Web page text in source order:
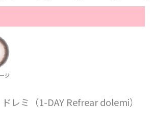
ジ
レミ（1-DAY Refrear dolemi）